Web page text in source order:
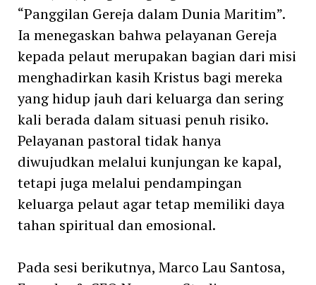
“Panggilan Gereja dalam Dunia Maritim”.
Ia menegaskan bahwa pelayanan Gereja
kepada pelaut merupakan bagian dari misi
menghadirkan kasih Kristus bagi mereka
yang hidup jauh dari keluarga dan sering
kali berada dalam situasi penuh risiko.
Pelayanan pastoral tidak hanya
diwujudkan melalui kunjungan ke kapal,
tetapi juga melalui pendampingan
keluarga pelaut agar tetap memiliki daya
tahan spiritual dan emosional.
Pada sesi berikutnya, Marco Lau Santosa,